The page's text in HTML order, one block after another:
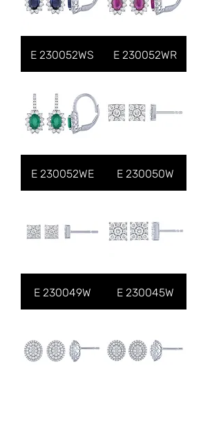
E 230052WS E 230052WR
E 230052WE E 230050W
E 230049W E 230045W